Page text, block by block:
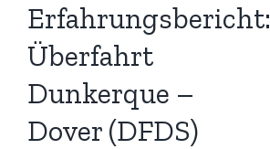
Erfahrungsbericht:
Überfahrt
Dunkerque –
Dover (DFDS)